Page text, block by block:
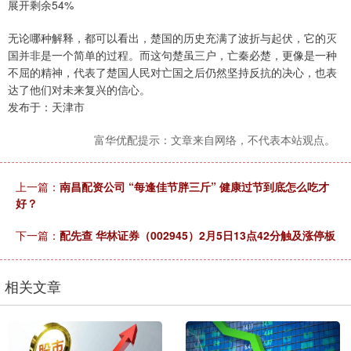
展开剩余54%
无论哪种解释，都可以看出，楚国的历史充满了波折与起伏，它的灭
国并非是一个简单的过程。而这句楚虽三户，亡秦必楚，更像是一种
不屈的精神，代表了楚国人民对亡国之后仍然坚持反抗的决心，也表
达了他们对未来复兴的信心。
发布于：天津市
富华优配提示：文章来自网络，不代表本站观点。
上一篇： 南昌配资公司 “每逢佳节胖三斤” 健康过节到底怎么吃才
好？
下一篇： 配先查 华林证券（002945）2月5日13点42分触及涨停板
相关文章